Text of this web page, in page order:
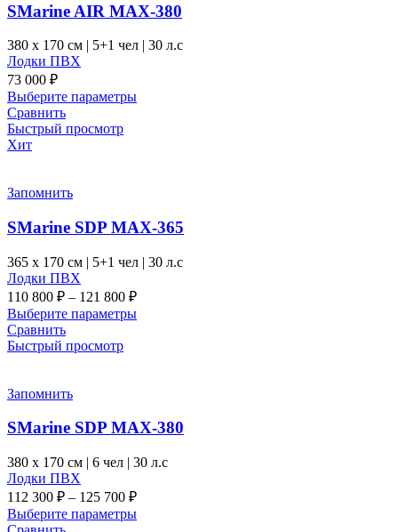
SMarine AIR MAX-380
380 x 170 см | 5+1 чел | 30 л.с
Лодки ПВХ
73 000 ₽
Выберите параметрыЭтот
на
странице
товара.
Сравнить
Быстрый просмотр
Хит
Запомнить
SMarine SDP MAX-365
365 x 170 см | 5+1 чел | 30 л.с
Лодки ПВХ
110 800 ₽ – 121 800 ₽Диапазон
цен:
Выберите параметрыЭтот
выбрать
странице
Сравнить
Быстрый просмотр
Запомнить
SMarine SDP MAX-380
380 x 170 см | 6 чел | 30 л.с
Лодки ПВХ
112 300 ₽ – 125 700 ₽Диапазон
цен:
Выберите параметрыЭтот